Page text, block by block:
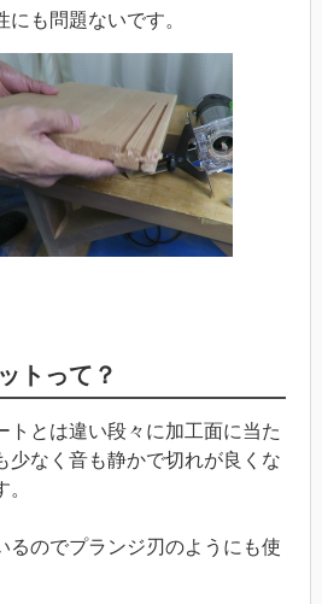
も問題ないです。
トって？
トとは違い段々に加工面に当た
少なく音も静かで切れが良くな
るのでプランジ刃のようにも使